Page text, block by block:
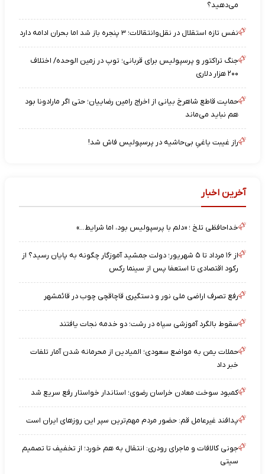
می‌دهید؟
نفس تازه استقلال در نقل‌وانتقالات؛ ۳ پنجره باز شد اما بحران ادامه دارد
جنگ تراکتور و پرسپولیس برای قربانی؛ توپ در زمین الوحده/ اختلاف
۲۰۰ هزار دلاری
حمایت قاطع شاهرخ بیانی از اخراج رامین رضاییان؛ حتی اگر مارادونا بود
هم نباید می‌ماند
راز غیبت یاغیِ بی‌حاشیه در پرسپولیس فاش شد!
آخرین اخبار
خداحافظی تلخ ؛ «دلم با پرسپولیس بود، اما شرایط…»
از ۱۶ مرداد تا ۵ شهریور؛ دولت جمشید آموزگار چگونه به پایان رسید؟ از
رکود اقتصادی تا استعفا پس از سینما رکس
رفع تصرف اراضی ملی نور و دستگیری قاچاقچی چوب در قائمشهر
سقوط بالگرد آموزشی سپاه در رشت؛ دو خدمه نجات یافتند
حملات یمن به مواضع سعودی؛ المیادین از محرمانه شدن آمار تلفات
خبر داد
کمبود سوخت معادن خراسان رضوی؛ استاندار خواستار رفع سریع شد
پدافند غیرعامل قم: حضور مردم مهم‌ترین سپر این روزهای ایران است
جونی کالافات و ماجرای رودری: انتقال به هم خورد؛ از تخفیف تا تصمیم
سیتی